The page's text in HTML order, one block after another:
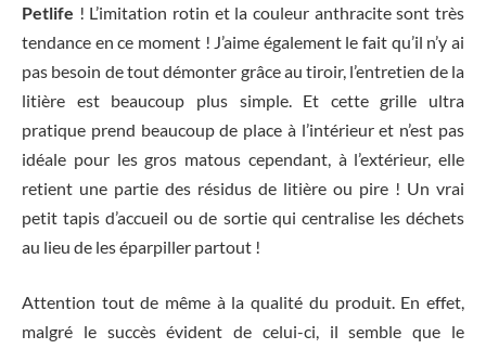
Petlife ! L’imitation rotin et la couleur anthracite sont très
tendance en ce moment ! J’aime également le fait qu’il n’y ai
pas besoin de tout démonter grâce au tiroir, l’entretien de la
litière est beaucoup plus simple. Et cette grille ultra
pratique prend beaucoup de place à l’intérieur et n’est pas
idéale pour les gros matous cependant, à l’extérieur, elle
retient une partie des résidus de litière ou pire ! Un vrai
petit tapis d’accueil ou de sortie qui centralise les déchets
au lieu de les éparpiller partout !
Attention tout de même à la qualité du produit. En effet,
malgré le succès évident de celui-ci, il semble que le